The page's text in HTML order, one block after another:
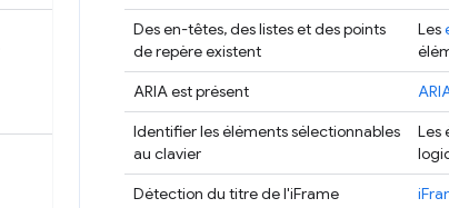
Des en-têtes, des listes et des points
de repère existent
Les
ARIA est présent
Identifier les éléments sélectionnables
au clavier
Les
Détection du titre de l'iFrame